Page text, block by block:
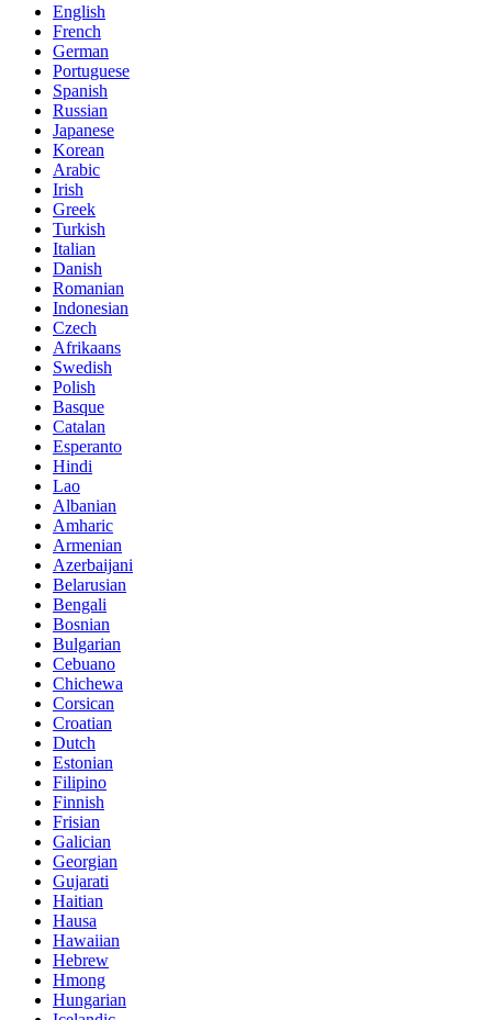
English
French
German
Portuguese
Spanish
Russian
Japanese
Korean
Arabic
Irish
Greek
Turkish
Italian
Danish
Romanian
Indonesian
Czech
Afrikaans
Swedish
Polish
Basque
Catalan
Esperanto
Hindi
Lao
Albanian
Amharic
Armenian
Azerbaijani
Belarusian
Bengali
Bosnian
Bulgarian
Cebuano
Chichewa
Corsican
Croatian
Dutch
Estonian
Filipino
Finnish
Frisian
Galician
Georgian
Gujarati
Haitian
Hausa
Hawaiian
Hebrew
Hmong
Hungarian